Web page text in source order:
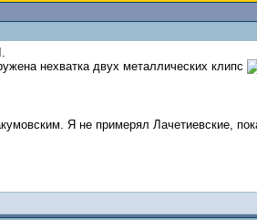
нехватка двух металлических клипс
Я не примерял Лачетиевские,